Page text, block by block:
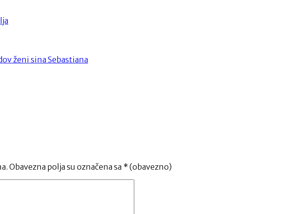
ženi sina Sebastiana
Obavezna polja su označena sa * (obavezno)